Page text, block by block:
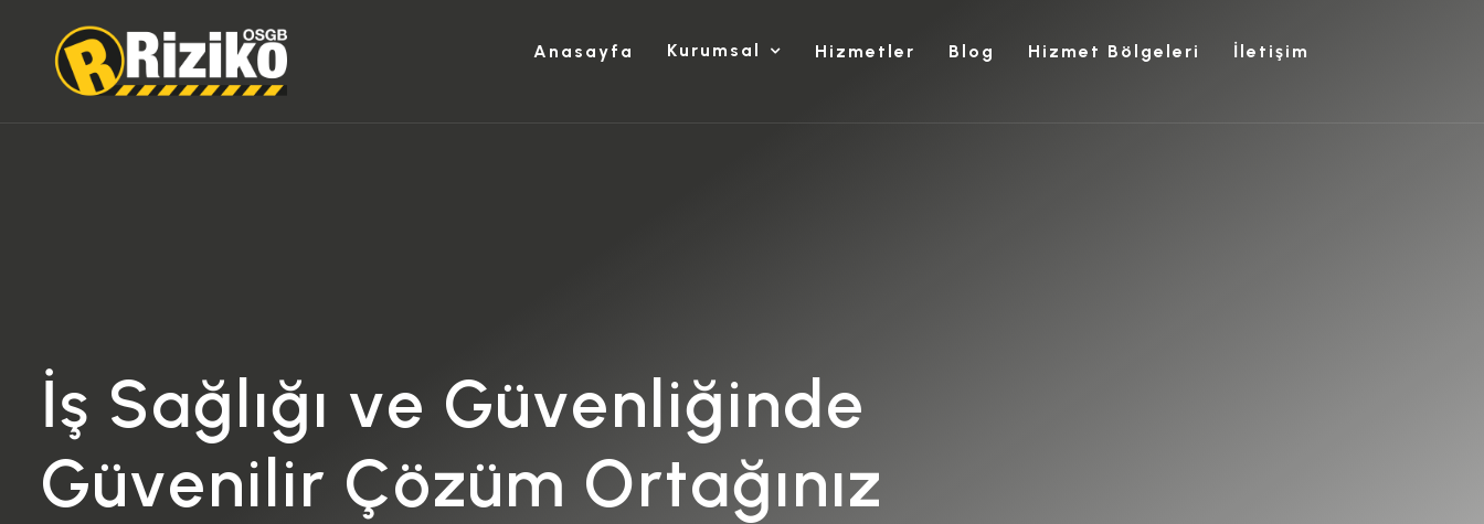
Anasayfa Kurumsal Hizmetler Blog Hizmet Bölgeleri İletişim
İş Sağlığı ve Güvenliğinde
Güvenilir Çözüm Ortağınız